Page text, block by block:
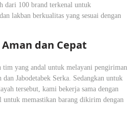
dari 100 brand terkenal untuk
lakban berkualitas yang sesuai dengan
dan Cepat
yang andal untuk melayani pengiriman
Jabodetabek Serka. Sedangkan untuk
tersebut, kami bekerja sama dengan
untuk memastikan barang dikirim dengan